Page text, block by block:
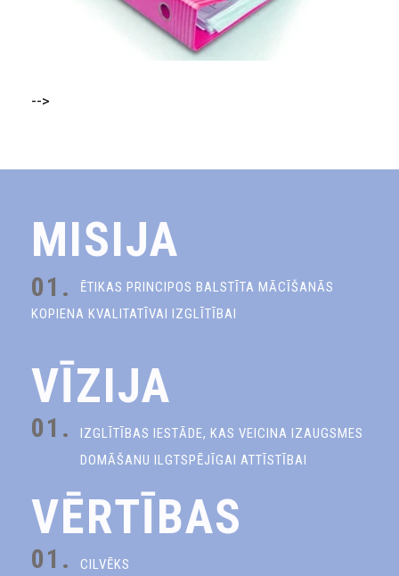
-->
MISIJA
01.
ĒTIKAS PRINCIPOS BALSTĪTA MĀCĪŠANĀS
KOPIENA KVALITATĪVAI IZGLĪTĪBAI
VĪZIJA
01.
IZGLĪTĪBAS IESTĀDE, KAS VEICINA IZAUGSMES
DOMĀŠANU ILGTSPĒJĪGAI ATTĪSTĪBAI
VĒRTĪBAS
01. CILVĒKS